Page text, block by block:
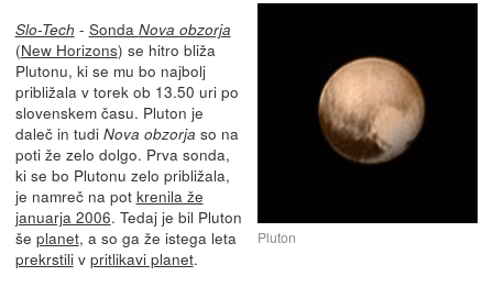
Pluton
Slo-Tech - Sonda Nova obzorja
(New Horizons) se hitro bliža
Plutonu, ki se mu bo najbolj
približala v torek ob 13.50 uri po
slovenskem času. Pluton je
daleč in tudi Nova obzorja so na
poti že zelo dolgo. Prva sonda,
ki se bo Plutonu zelo približala,
je namreč na pot krenila že
januarja 2006. Tedaj je bil Pluton
še planet, a so ga že istega leta
prekrstiliv pritlikavi planet.